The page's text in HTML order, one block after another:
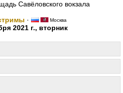
Савёловского вокзала
· Москва
2021 г., вторник